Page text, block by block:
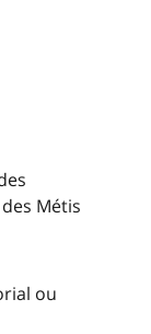
Métis
ou